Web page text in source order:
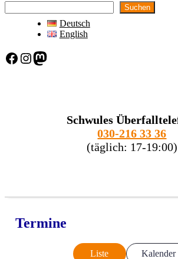
Suchen
Deutsch
English
Facebook Instagram Mastodon
Schwules
030-216 33 36
(täglich: 17-19:00)
Termine
Liste Kalender